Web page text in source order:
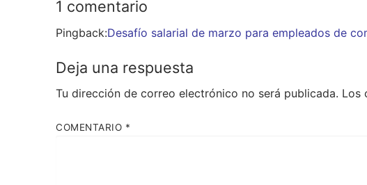
1 comentario
Pingback:Desafío salarial de marzo para empleados de
Deja una respuesta
Tu dirección de correo electrónico no será publicada. Los
COMENTARIO *